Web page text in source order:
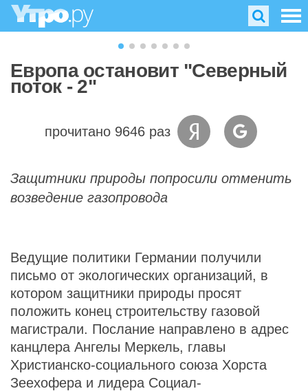
Европа остановит "Северный
поток - 2"
прочитано 9646 раз
Защитники природы попросили отменить
возведение газопровода
Ведущие политики Германии получили
письмо от экологических организаций, в
котором защитники природы просят
положить конец строительству газовой
магистрали. Послание направлено в адрес
канцлера Ангелы Меркель, главы
Христианско-социального союза Хорста
Зеехофера и лидера Социал-